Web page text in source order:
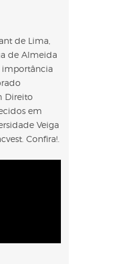
de Lima,
de Almeida
importância
Direito
em
Veiga
Confira!.